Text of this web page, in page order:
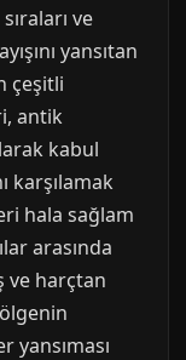
ve
yansıtan
çeşitli
antik
kabul
karşılamak
hala sağlam
arasında
ve harçtan
yansıması